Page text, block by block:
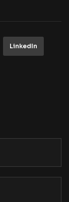
LinkedIn